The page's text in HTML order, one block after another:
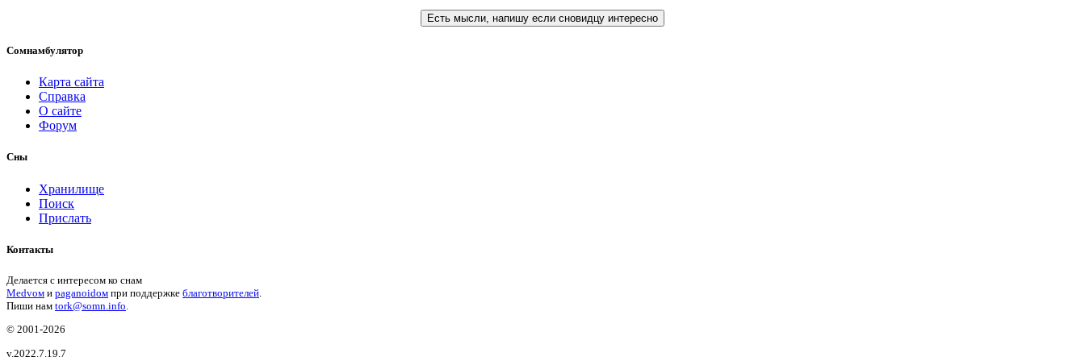
Есть мысли, напишу если сновидцу интересно
Сомнамбулятор
Карта сайта
Справка
О сайте
Форум
Сны
Хранилище
Поиск
Прислать
Контакты
Делается с интересом ко снам
Medvом и paganoidом при поддержке благотворителей
Пиши нам tork@somn.info
© 2001-2026
v.2022.7.19.7